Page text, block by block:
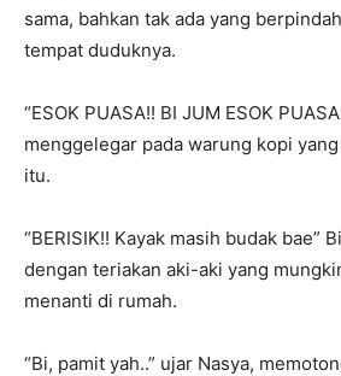
sama, bahkan tak ada yang
tempat duduknya.
“ESOK PUASA!! BI JUM ESOK
menggelegar pada warung kopi
itu.
“BERISIK!! Kayak masih budak bae”
dengan teriakan aki-aki yang
menanti di rumah.
“Bi, pamit yah..” ujar Nasya,